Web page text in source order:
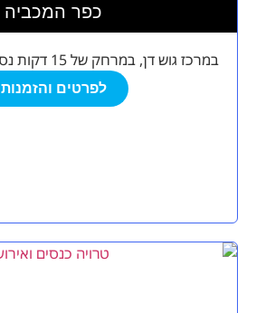
כפר המכביה
במרכז גוש דן, במרחק של 15 דקות נסיעה משדה...
לפרטים והזמנות